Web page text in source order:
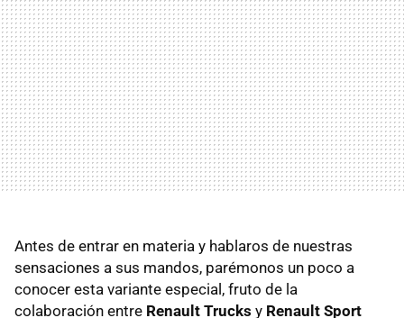
Antes de entrar en materia y hablaros de nuestras
sensaciones a sus mandos, parémonos un poco a
conocer esta variante especial, fruto de la
colaboración entre Renault Trucks y Renault Sport